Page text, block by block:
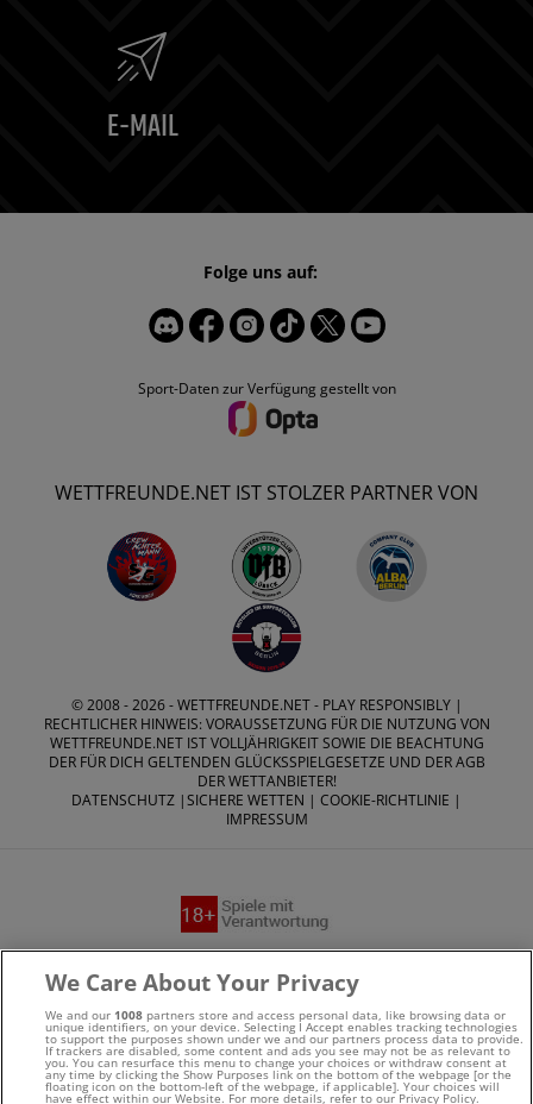
E-MAIL
Sport-Daten zur Verfügung gestellt von
Folge uns auf:
WETTFREUNDE.NET IST STOLZER PARTNER VON
© 2008 - 2026 -WETTFREUNDE.NET- PLAY RESPONSIBLY |
RECHTLICHER HINWEIS: VORAUSSETZUNG FÜR DIE NUTZUNG VON
WETTFREUNDE.NET IST VOLLJÄHRIGKEIT SOWIE DIE BEACHTUNG
DER FÜR DICH GELTENDEN GLÜCKSSPIELGESETZE UND DER AGB
DER WETTANBIETER!
DATENSCHUTZ |SICHERE WETTEN | COOKIE-RICHTLINIE |
IMPRESSUM
Alle Anbieter auf dieser Webseite sind offiziell in
Deutschlandlizenziertund werden von derGemeinsamen
We Care About Your Privacy
We and our 1008 partners store and access personal data, like browsing data or
unique identifiers, on your device. Selecting I Accept enables tracking technologies
to support the purposes shown under we and our partners process data to provide.
If trackers are disabled, some content and ads you see may not be as relevant to
you. You can resurface this menu to change your choices or withdraw consent at
any time by clicking the Show Purposes link on the bottom of the webpage [or the
floating icon on the bottom-left of the webpage, if applicable]. Your choices will
have effect within our Website. For more details, refer to our Privacy Policy.